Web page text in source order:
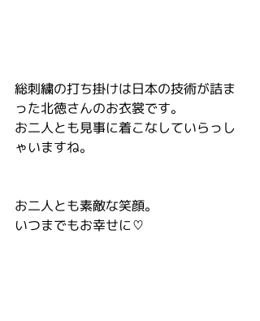
総刺繍の打ち掛けは日本の技術が詰ま
った北徳さんのお衣裳です。
お二人とも見事に着こなしていらっし
ゃいますね。
お二人とも素敵な笑顔。
いつまでもお幸せに♡